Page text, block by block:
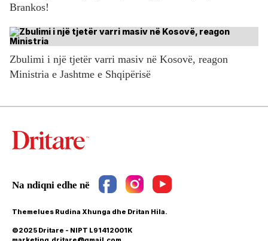
Brankos!
Zbulimi i një tjetër varri masiv në Kosovë, reagon
Ministria e Jashtme e Shqipërisë
Themelues Rudina Xhunga dhe Dritan Hila.
©2025 Dritare - NIPT L91412001K